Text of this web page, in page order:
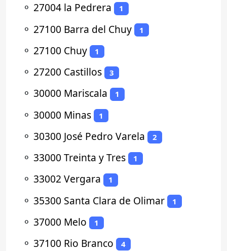
⚬ 27004 la Pedrera 1
⚬ 27100 Barra del Chuy 1
⚬ 27100 Chuy 1
⚬ 27200 Castillos 3
⚬ 30000 Mariscala 1
⚬ 30000 Minas 1
⚬ 30300 José Pedro Varela 2
⚬ 33000 Treinta y Tres 1
⚬ 33002 Vergara 1
⚬ 35300 Santa Clara de Olimar 1
⚬ 37000 Melo 1
⚬ 37100 Rio Branco 4